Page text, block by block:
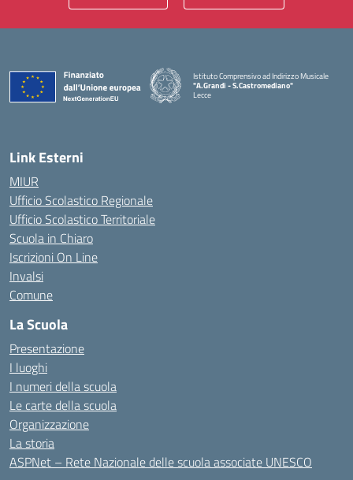
Istituto Comprensivo ad Indirizzo Musicale
"A.Grandi - S.Castromediano"
Lecce
Link Esterni
MIUR
Ufficio Scolastico Regionale
Ufficio Scolastico Territoriale
Scuola in Chiaro
Iscrizioni On Line
Invalsi
Comune
La Scuola
Presentazione
I luoghi
I numeri della scuola
Le carte della scuola
Organizzazione
La storia
ASPNet – Rete Nazionale delle scuola associate UNESCO